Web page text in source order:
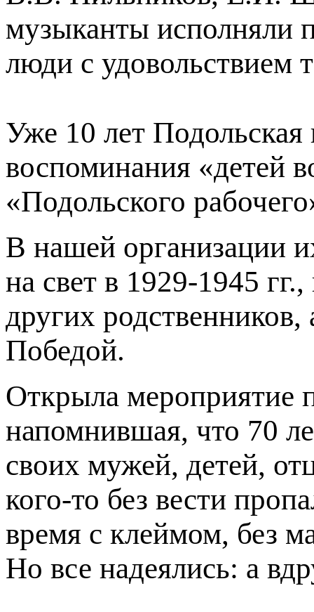
музыканты исполняли
люди с удовольствием
Уже 10 лет
воспоминания «детей
«Подольского
В нашей организации
на свет в 1929-1945
других
Победой.
Открыла мероприятие
напомнившая, что 70
своих мужей, детей,
кого-то без вести
время с клеймом, без
Но все надеялись: а